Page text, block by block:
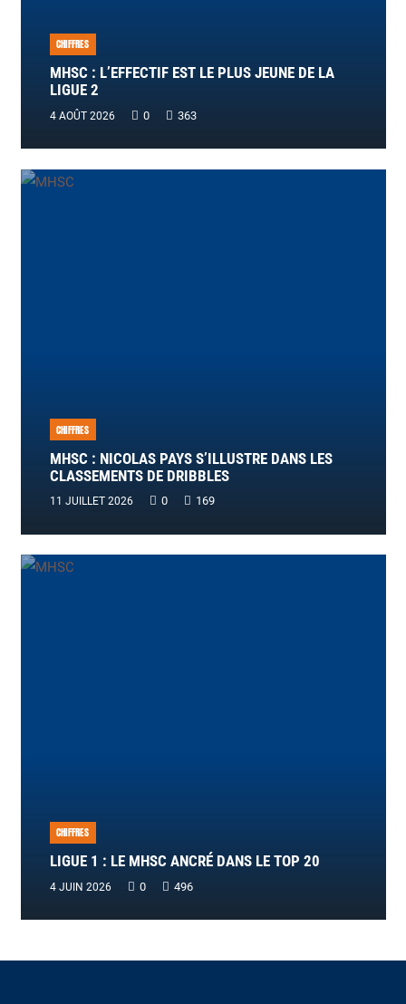
CHIFFRES
MHSC : L’EFFECTIF EST LE PLUS JEUNE DE LA
LIGUE 2
4 AOÛT 2026 0 363
CHIFFRES
MHSC : NICOLAS PAYS S’ILLUSTRE DANS LES
CLASSEMENTS DE DRIBBLES
11 JUILLET 2026 0 169
CHIFFRES
LIGUE 1 : LE MHSC ANCRÉ DANS LE TOP 20
4 JUIN 2026 0 496